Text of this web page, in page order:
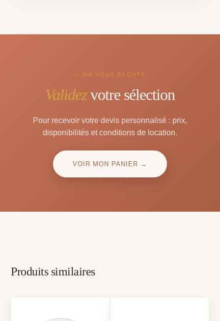
— ON VOUS ÉCOUTE
Validezvotre sélection
Pour recevoir votre devis personnalisé : prix,
disponibilités et conditions de location.
VOIR MON PANIER →
Produits similaires